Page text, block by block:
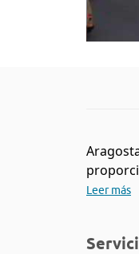
Leer más